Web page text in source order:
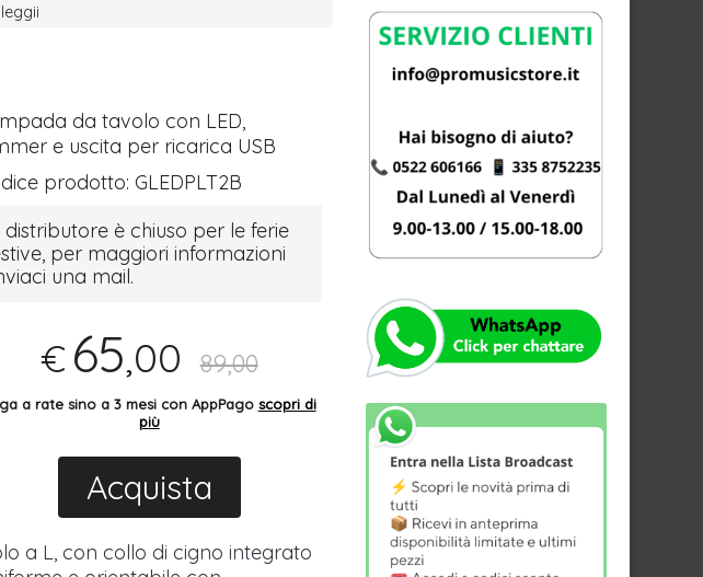
da tavolo con LED,
e uscita per ricarica USB
prodotto: GLEDPLT2B
distributore è chiuso per le ferie
per maggiori informazioni
una mail.
€ 65,00 89,00
a rate sino a 3 mesi con AppPago scopri di
più
Acquista
a L, con collo di cigno integrato